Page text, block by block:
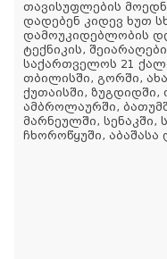
თავისუფლების
დადებენ კიდევ ხუთ
დამოუკიდებლობის
ტექნიკის,
საქართველოს 21
თბილისში, გორში,
ქუთაისში, ზუგდიდში,
ამბროლაურში,
მარნეულში, სენაკში,
ჩხოროწყუში,